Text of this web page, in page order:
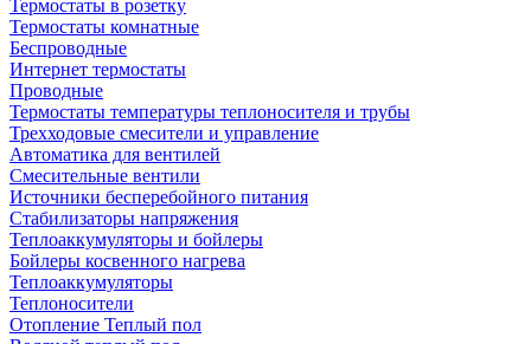
Термостаты в розетку
Термостаты комнатные
Беспроводные
Интернет термостаты
Проводные
Термостаты температуры теплоносителя и трубы
Трехходовые смесители и управление
Автоматика для вентилей
Смесительные вентили
Источники бесперебойного питания
Стабилизаторы напряжения
Теплоаккумуляторы и бойлеры
Бойлеры косвенного нагрева
Теплоаккумуляторы
Теплоносители
Отопление Теплый пол